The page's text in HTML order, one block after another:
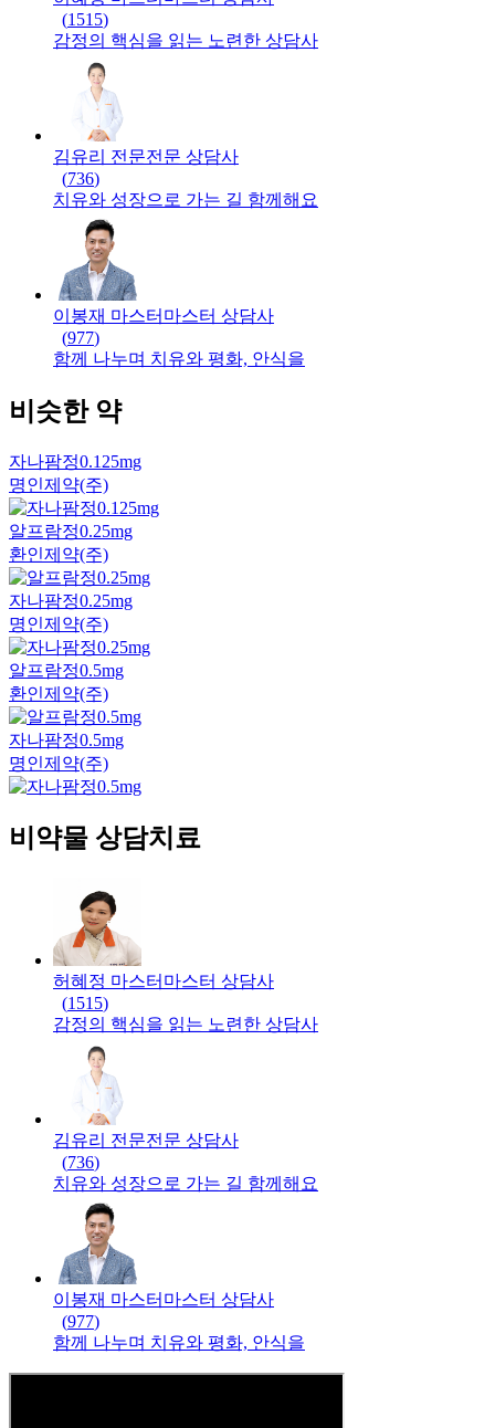
(1515)
감정의 핵심을 읽는 노련한 상담사
김유리 전문전문 상담사
(736)
치유와 성장으로 가는 길 함께해요
이봉재 마스터 마스터 상담사
(977)
함께 나누며 치유와 평화, 안식을
비슷한 약
자나팜정0.125mg
명인제약(주)
알프람정0.25mg
환인제약(주)
자나팜정0.25mg
명인제약(주)
알프람정0.5mg
환인제약(주)
자나팜정0.5mg
명인제약(주)
비약물 상담치료
허혜정 마스터 마스터 상담사
(1515)
감정의 핵심을 읽는 노련한 상담사
김유리 전문전문 상담사
(736)
치유와 성장으로 가는 길 함께해요
이봉재 마스터 마스터 상담사
(977)
함께 나누며 치유와 평화, 안식을